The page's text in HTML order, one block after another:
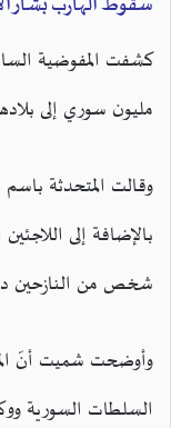
كشفت المفوضية
مليون سوري إلى
وقالت المتحدثة
شخص من النازحين
وأوضحت شميت أنّ
السلطات السورية